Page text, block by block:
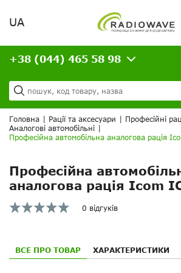
Вітаємо,
увійдіть в особистий
Доставка та оплата
Кредит
Статті
Контакти
ВАШЕ ЗАМОВЛЕННЯ
UA
+38 (044) 465 58 98
Головна Рації та аксесуари Професійні
Аналогові автомобільні
Професійна автомобільна аналогова рація
Професійна
аналогова рація Icom
0 відгуків
ВСЕ ПРО ТОВАР ХАРАКТЕРИСТИКИ